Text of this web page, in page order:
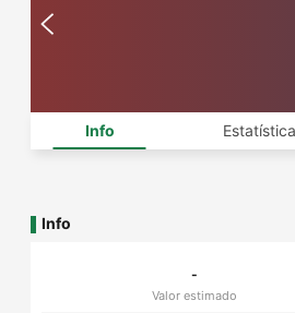
Info
Info
-
Valor estimado